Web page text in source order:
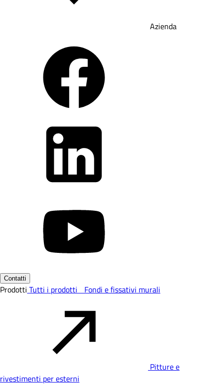
Azienda
Contatti
Prodotti Tutti i prodotti Fondi e fissativi murali
Pitture e
rivestimenti per esterni